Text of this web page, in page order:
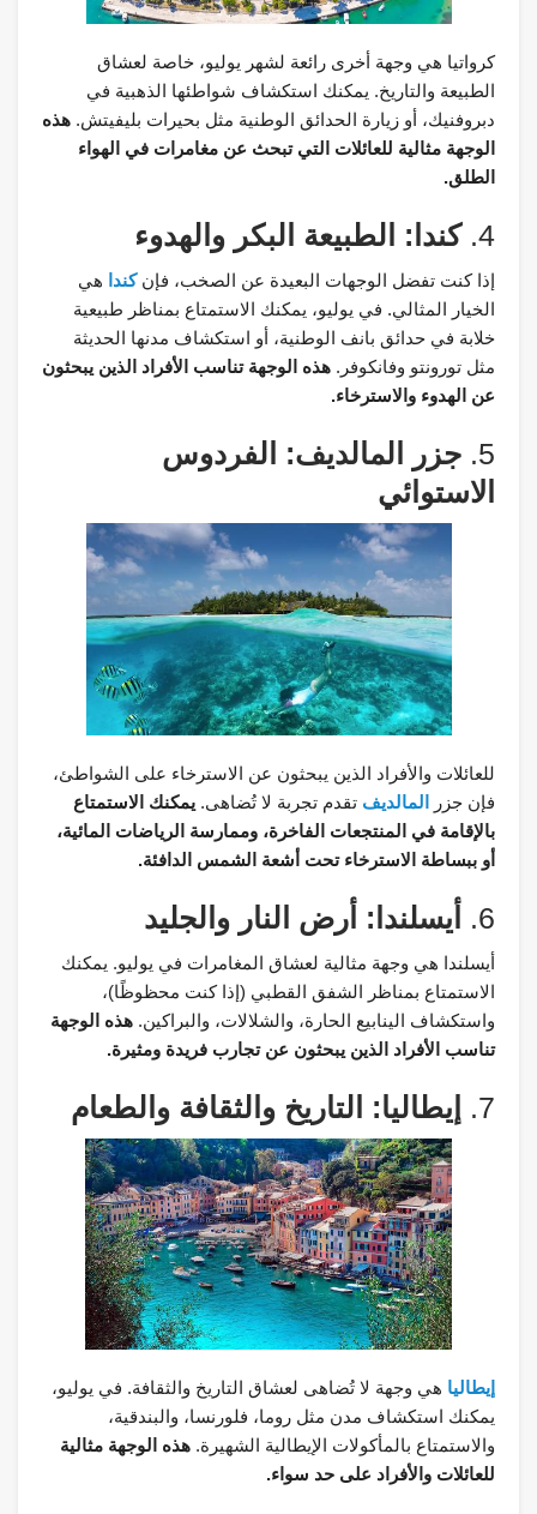
كرواتيا هي وجهة أخرى رائعة لشهر يوليو، خاصة لعشاق
الطبيعة والتاريخ. يمكنك استكشاف شواطئها الذهبية في
دبروفنيك، أو زيارة الحدائق الوطنية مثل بحيرات بليفيتش. هذه
الوجهة مثالية للعائلات التي تبحث عن مغامرات في الهواء
الطلق.
4. كندا: الطبيعة البكر والهدوء
إذا كنت تفضل الوجهات البعيدة عن الصخب، فإنكندا هي
الخيار المثالي. في يوليو، يمكنك الاستمتاع بمناظر طبيعية
خلابة في حدائق بانف الوطنية، أو استكشاف مدنها الحديثة
مثل تورونتو وفانكوفر. هذه الوجهة تناسب الأفراد الذين يبحثون
عن الهدوء والاسترخاء.
5. جزر المالديف: الفردوس
الاستوائي
للعائلات والأفراد الذين يبحثون عن الاسترخاء على الشواطئ،
فإن جزر
المالديف تقدم تجربة لا تُضاهى. يمكنك الاستمتاع
بالإقامة في المنتجعات الفاخرة، وممارسة الرياضات المائية،
أو ببساطة الاسترخاء تحت أشعة الشمس الدافئة.
6. أيسلندا: أرض النار والجليد
أيسلندا هي وجهة مثالية لعشاق المغامرات في يوليو. يمكنك
الاستمتاع بمناظر الشفق القطبي (إذا كنت محظوظًا)،
واستكشاف الينابيع الحارة، والشلالات، والبراكين. هذه الوجهة
تناسب الأفراد الذين يبحثون عن تجارب فريدة ومثيرة.
7. إيطاليا: التاريخ والثقافة والطعام
إيطاليا هي وجهة لا تُضاهى لعشاق التاريخ والثقافة. في يوليو،
يمكنك استكشاف مدن مثل روما، فلورنسا، والبندقية،
والاستمتاع بالمأكولات الإيطالية الشهيرة. هذه الوجهة مثالية
للعائلات والأفراد على حد سواء.